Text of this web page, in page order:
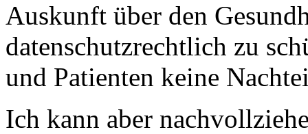
Auskunft über den
datenschutzrechtlich zu
und Patienten keine
Ich kann aber